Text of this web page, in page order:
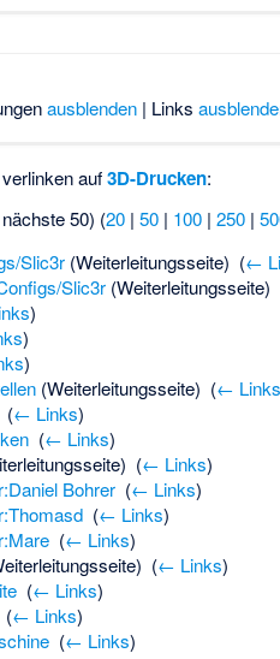
ausblenden| Links
verlinken auf3D-Drucken:
50) (20 |50 | 100 |250 |
Slic3r (Weiterleitungsseite) ‎ (←
Slic3r (Weiterleitungsseite) ‎
)
)
)
(Weiterleitungsseite) ‎ (←
(← Links)
(← Links)
(← Links)
Bohrer (← Links)
(← Links)
(← Links)
(← Links)
(← Links)
(← Links)
(← Links)